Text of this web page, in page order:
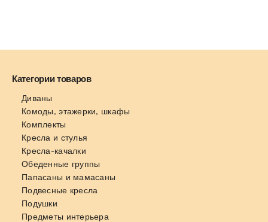
Категории товаров
Диваны
Комоды, этажерки, шкафы
Комплекты
Кресла и стулья
Кресла-качалки
Обеденные группы
Папасаны и мамасаны
Подвесные кресла
Подушки
Предметы интерьера